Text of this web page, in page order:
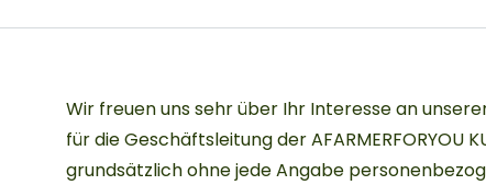
Wir freuen uns sehr über Ihr Interesse an
für die Geschäftsleitung der AFARMERFORYOU
grundsätzlich ohne jede Angabe